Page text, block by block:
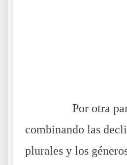
Por otra
combinando las
plurales y los